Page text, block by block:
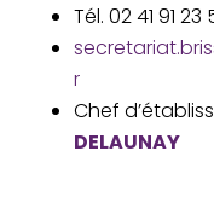
Tél. 02 41 91 23
r
Chef
DELAUNAY